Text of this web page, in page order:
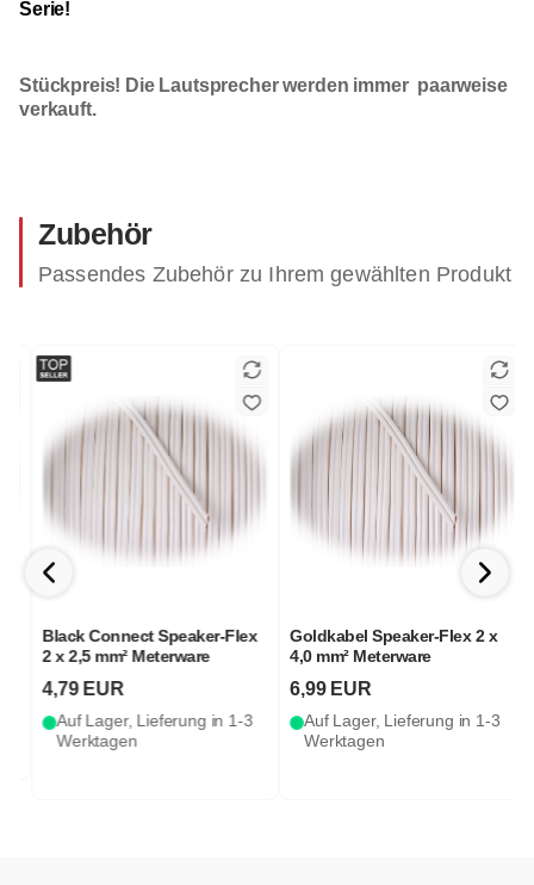
Serie!
Stückpreis! Die Lautsprecher werden immer paarweise
verkauft.
Zubehör
Passendes Zubehör zu Ihrem gewählten Produkt
Black Connect Speaker-Flex
2 x 2,5 mm² Meterware
4,79 EUR
Auf Lager, Lieferung in 1-3
Werktagen
Goldkabel Speaker-Flex 2 x
4,0 mm² Meterware
6,99 EUR
Auf Lager, Lieferung in 1-3
Werktagen